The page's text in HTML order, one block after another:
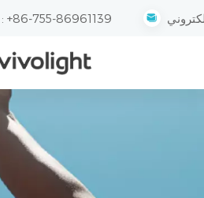
هاتف : +86-755-86961139